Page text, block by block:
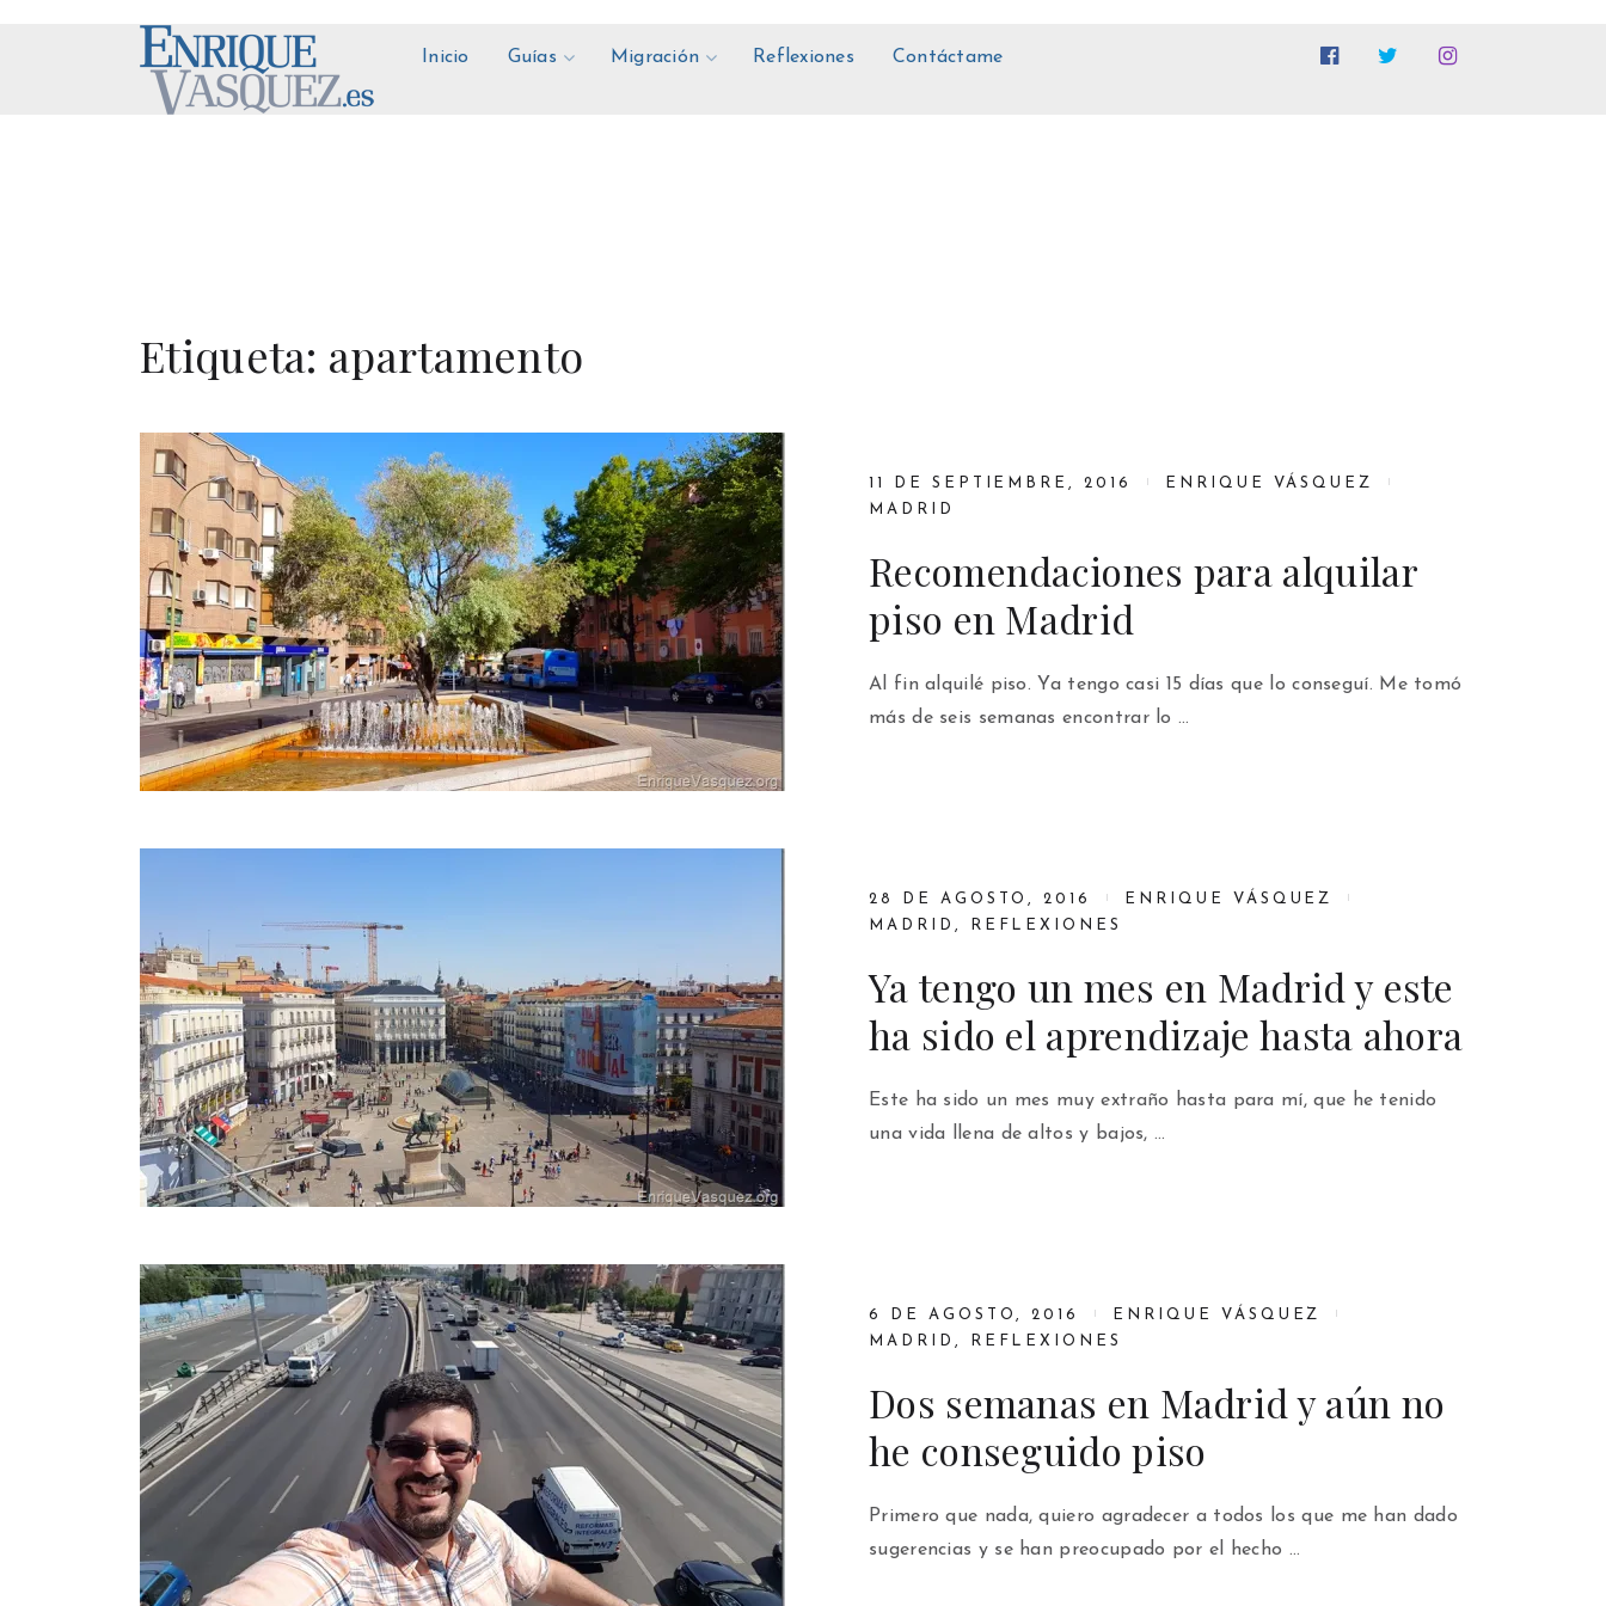
Inicio Guías Migración Reflexiones Contáctame
Etiqueta: apartamento
11 DE SEPTIEMBRE, 2016
ENRIQUE VÁSQUEZ
MADRID
Recomendaciones para alquilar
piso en Madrid
Al fin alquilé piso. Ya tengo casi 15 días que lo conseguí. Me tomó
más de seis semanas encontrar lo …
28 DE AGOSTO, 2016
ENRIQUE VÁSQUEZ
MADRID , REFLEXIONES
Ya tengo un mes en Madrid y este
ha sido el aprendizaje hasta ahora
Este ha sido un mes muy extraño hasta para mí, que he tenido
una vida llena de altos y bajos, …
6 DE AGOSTO, 2016
ENRIQUE VÁSQUEZ
MADRID , REFLEXIONES
Dos semanas en Madrid y aún no
he conseguido piso
Primero que nada, quiero agradecer a todos los que me han dado
sugerencias y se han preocupado por el hecho …